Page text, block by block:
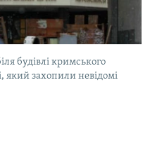
будівлі кримського
який захопили невідомі